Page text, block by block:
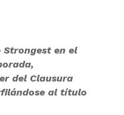
Strongest en el
del Clausura
al título